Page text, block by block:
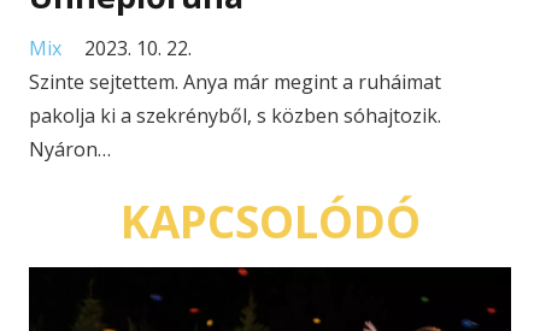
Mix
2023. 10. 22.
Szinte sejtettem. Anya már megint a ruháimat
pakolja ki a szekrényből, s közben sóhajtozik.
Nyáron…
KAPCSOLÓDÓ